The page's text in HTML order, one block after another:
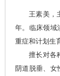
王素美，
年。临床领域
重症和计划生
擅长对各
阴道脱垂、女